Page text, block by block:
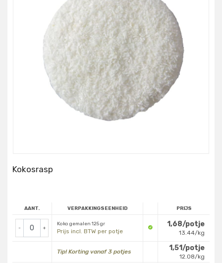
Kokosrasp
AANT. VERPAKKINGSEENHEID PRIJS
- +
Koko gemalen 125 gr
Prijs incl. BTW per potje
1,68/potje
13.44/kg
Tip! Korting vanaf 3 potjes 1,51/potje
12.08/kg